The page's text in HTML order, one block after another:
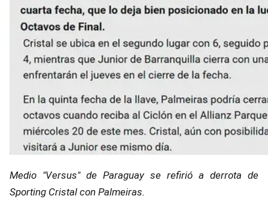
Medio "Versus" de Paraguay se refirió a derrota de
Sporting Cristal con Palmeiras.